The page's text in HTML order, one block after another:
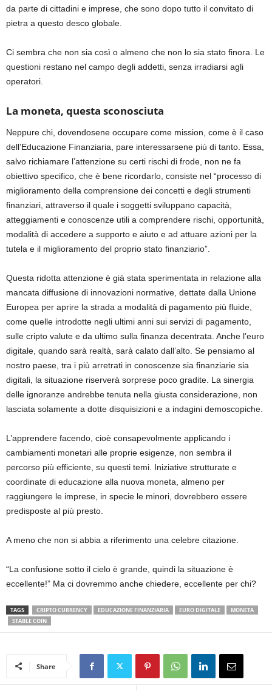
da parte di cittadini e imprese, che sono dopo tutto il convitato di
pietra a questo desco globale.
Ci sembra che non sia così o almeno che non lo sia stato finora. Le
questioni restano nel campo degli addetti, senza irradiarsi agli
operatori.
La moneta, questa sconosciuta
Neppure chi, dovendosene occupare come mission, come è il caso
dell’Educazione Finanziaria, pare interessarsene più di tanto. Essa,
salvo richiamare l’attenzione su certi rischi di frode, non ne fa
obiettivo specifico, che è bene ricordarlo, consiste nel “processo di
miglioramento della comprensione dei concetti e degli strumenti
finanziari, attraverso il quale i soggetti sviluppano capacità,
atteggiamenti e conoscenze utili a comprendere rischi, opportunità,
modalità di accedere a supporto e aiuto e ad attuare azioni per la
tutela e il miglioramento del proprio stato finanziario”.
Questa ridotta attenzione è già stata sperimentata in relazione alla
mancata diffusione di innovazioni normative, dettate dalla Unione
Europea per aprire la strada a modalità di pagamento più fluide,
come quelle introdotte negli ultimi anni sui servizi di pagamento,
sulle cripto valute e da ultimo sulla finanza decentrata. Anche l’euro
digitale, quando sarà realtà, sarà calato dall’alto. Se pensiamo al
nostro paese, tra i più arretrati in conoscenze sia finanziarie sia
digitali, la situazione riserverà sorprese poco gradite. La sinergia
delle ignoranze andrebbe tenuta nella giusta considerazione, non
lasciata solamente a dotte disquisizioni e a indagini demoscopiche.
L’apprendere facendo, cioè consapevolmente applicando i
cambiamenti monetari alle proprie esigenze, non sembra il
percorso più efficiente, su questi temi. Iniziative strutturate e
coordinate di educazione alla nuova moneta, almeno per
raggiungere le imprese, in specie le minori, dovrebbero essere
predisposte al più presto.
A meno che non si abbia a riferimento una celebre citazione.
“La confusione sotto il cielo è grande, quindi la situazione è
eccellente!” Ma ci dovremmo anche chiedere, eccellente per chi?
TAGS CRIPTO CURRENCY EDUCAZIONE FINANZIARIA EURO DIGITALE
MONETA
STABLE COIN
Share